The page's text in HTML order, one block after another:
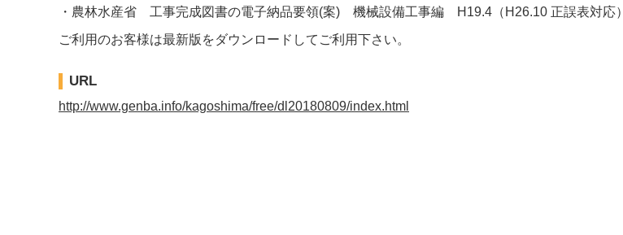
・農林水産省 工事完成図書の電子納品要領(案) 機械設備工事編 H19.4（H26.10 正誤表対応）
ご利用のお客様は最新版をダウンロードしてご利用下さい。
URL
http://www.genba.info/kagoshima/free/dl20180809/index.html